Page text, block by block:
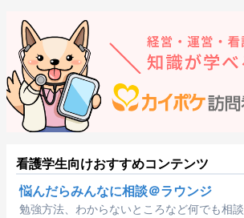
看護学生向けおすすめコンテンツ
悩んだらみんなに相談＠ラウンジ
勉強方法、わからないところなど何でも相談